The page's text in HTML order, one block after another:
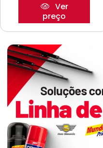
Ver
preço